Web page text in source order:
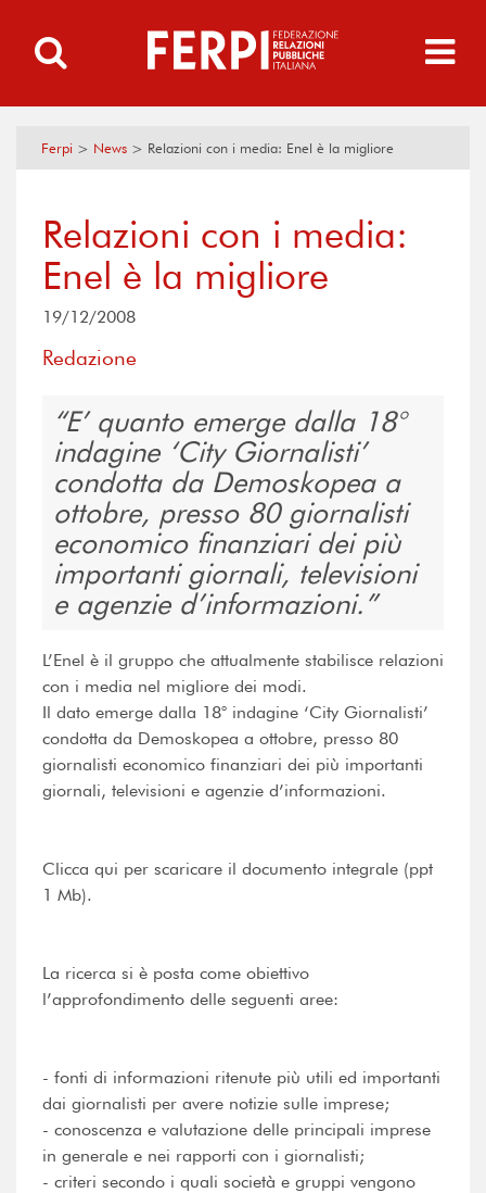
Ferpi > News > Relazioni con i media: Enel è la migliore
Relazioni con i media:
Enel è la migliore
19/12/2008
Redazione
E’ quanto emerge dalla 18°
indagine ‘City Giornalisti’
condotta da Demoskopea a
ottobre, presso 80 giornalisti
economico finanziari dei più
importanti giornali, televisioni
e agenzie d’informazioni.
L’Enel è il gruppo che attualmente stabilisce relazioni
con i media nel migliore dei modi.
Il dato emerge dalla 18° indagine ‘City Giornalisti’
condotta da Demoskopea a ottobre, presso 80
giornalisti economico finanziari dei più importanti
giornali, televisioni e agenzie d’informazioni.
Clicca qui per scaricare il documento integrale (ppt
1 Mb).
La ricerca si è posta come obiettivo
l’approfondimento delle seguenti aree:
- fonti di informazioni ritenute più utili ed importanti
dai giornalisti per avere notizie sulle imprese;
- conoscenza e valutazione delle principali imprese
in generale e nei rapporti con i giornalisti;
- criteri secondo i quali società e gruppi vengono